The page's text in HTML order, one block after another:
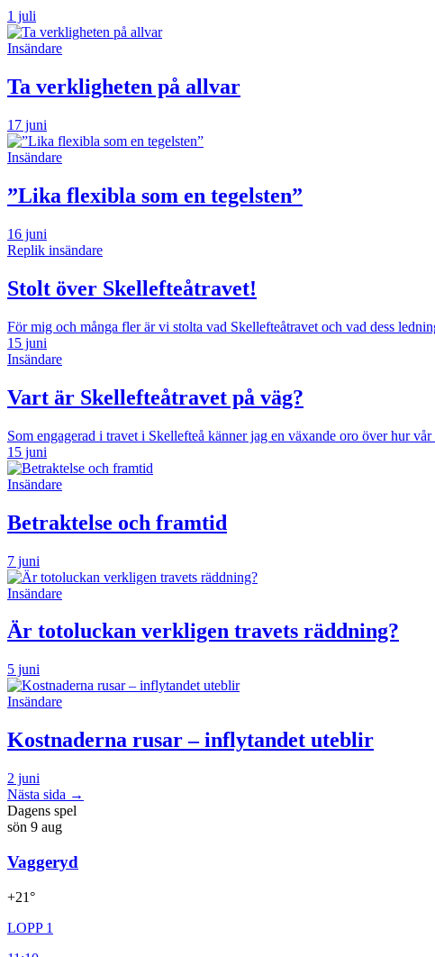
1 juli
Insändare
Ta verkligheten på allvar
17 juni
Insändare
”Lika flexibla som en tegelsten”
16 juni
Replik insändare
Stolt över Skellefteåtravet!
För mig och många fler är vi stolta vad Skellefteåtravet och vad dess
15 juni
Insändare
Vart är Skellefteåtravet på väg?
Som engagerad i travet i Skellefteå känner jag en växande oro över hur
15 juni
Insändare
Betraktelse och framtid
7 juni
Insändare
Är totoluckan verkligen travets räddning?
5 juni
Insändare
Kostnaderna rusar – inflytandet uteblir
2 juni
Nästa sida →
Dagens spel
sön 9 aug
Vaggeryd
+21°
LOPP 1